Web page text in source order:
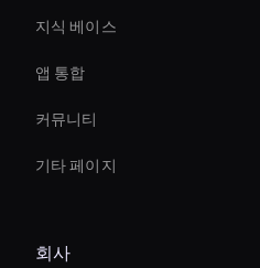
지식 베이스
앱 통합
커뮤니티
기타 페이지
Agentic Ai For Customer Support
회사